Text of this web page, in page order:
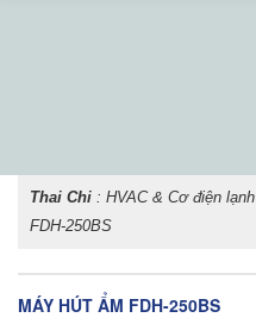
Thai Chi : HVAC & Cơ điện lạnh
FDH-250BS
MÁY HÚT ẨM FDH-250BS